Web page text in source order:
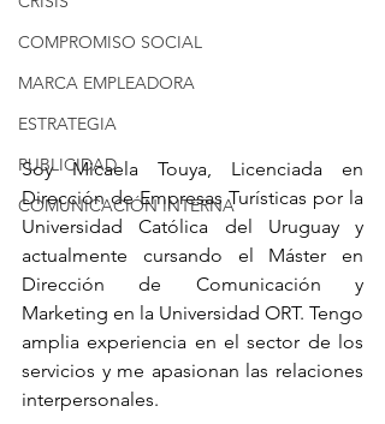
COMPROMISO SOCIAL
MARCA EMPLEADORA
ESTRATEGIA
PUBLICIDAD
COMUNICACIÓN INTERNA
Soy Micaela Touya, Licenciada en
Dirección de Empresas Turísticas por la
Universidad Católica del Uruguay y
actualmente cursando el Máster en
Dirección de Comunicación y
Marketing en la Universidad ORT. Tengo
amplia experiencia en el sector de los
servicios y me apasionan las relaciones
interpersonales.